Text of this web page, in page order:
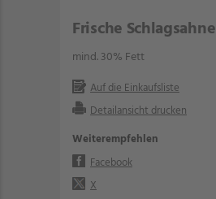
Frische Schlagsahne
mind. 30% Fett
Auf die Einkaufsliste
Detailansicht drucken
Weiterempfehlen
Facebook
X